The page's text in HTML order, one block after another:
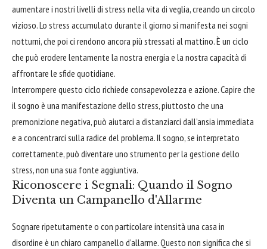
aumentare i nostri livelli di stress nella vita di veglia, creando un circolo
vizioso. Lo stress accumulato durante il giorno si manifesta nei sogni
notturni, che poi ci rendono ancora più stressati al mattino. È un ciclo
che può erodere lentamente la nostra energia e la nostra capacità di
affrontare le sfide quotidiane.
Interrompere questo ciclo richiede consapevolezza e azione. Capire che
il sogno è una manifestazione dello stress, piuttosto che una
premonizione negativa, può aiutarci a distanziarci dall’ansia immediata
e a concentrarci sulla radice del problema. Il sogno, se interpretato
correttamente, può diventare uno strumento per la gestione dello
stress, non una sua fonte aggiuntiva.
Riconoscere i Segnali: Quando il Sogno
Diventa un Campanello d'Allarme
Sognare ripetutamente o con particolare intensità una casa in
disordine è un chiaro campanello d’allarme. Questo non significa che si